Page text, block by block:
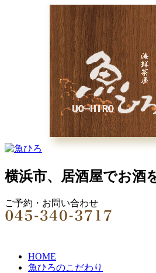
横浜市、居酒屋でお酒
ご予約・お問い合わせ
HOME
魚ひろのこだわり